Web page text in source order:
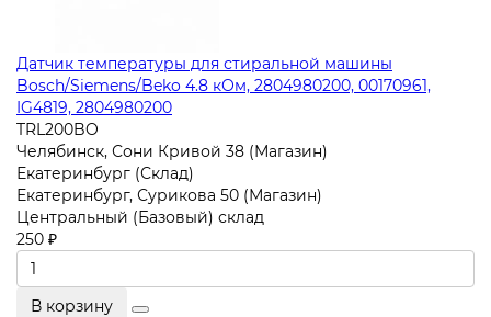
Датчик температуры для стиральной машины
Bosch/Siemens/Beko 4.8 кОм, 2804980200, 00170961,
IG4819, 2804980200
TRL200BO
Челябинск, Сони Кривой 38 (Магазин)
Екатеринбург (Склад)
Екатеринбург, Сурикова 50 (Магазин)
Центральный (Базовый) склад
250 ₽
В корзину